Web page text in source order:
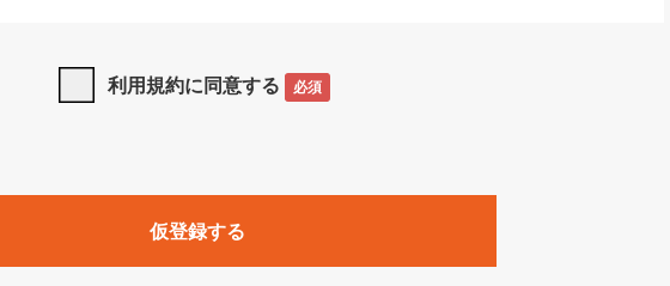
されるものとします。
提供する以下のサービス（名称や内容が変更された場合、変更後のサービスを含
関連して当社が実施するイベントやキャンペーンをいいます。
」「MarkeZine」「EnterpriseZine」「ECzine」「Biz/Zine」「HRzine」
利用規約に同意する 必須
仮登録する